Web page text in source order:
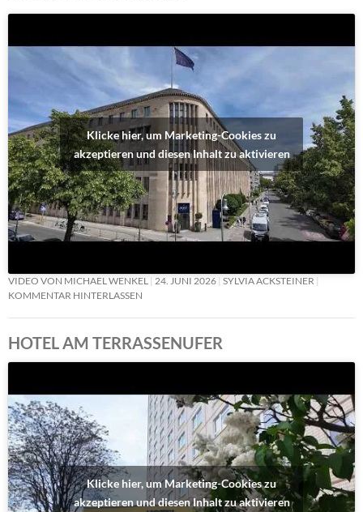
Klicke hier, um Marketing-Cookies zu
akzeptieren und diesen Inhalt zu aktivieren
VIDEO VON MICHAEL WENKEL 24. JUNI 2026 SYLVIA ACKSTEINER
KOMMENTAR HINTERLASSEN
HOTEL AM TERRASSENUFER
Klicke hier, um Marketing-Cookies zu
akzeptieren und diesen Inhalt zu aktivieren